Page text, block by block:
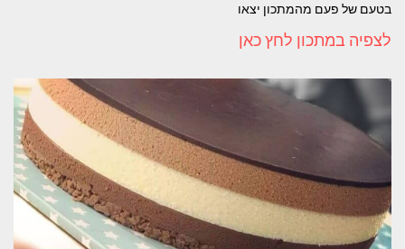
בטעם של פעם מהמתכון יצאו
לצפיה במתכון לחץ כאן